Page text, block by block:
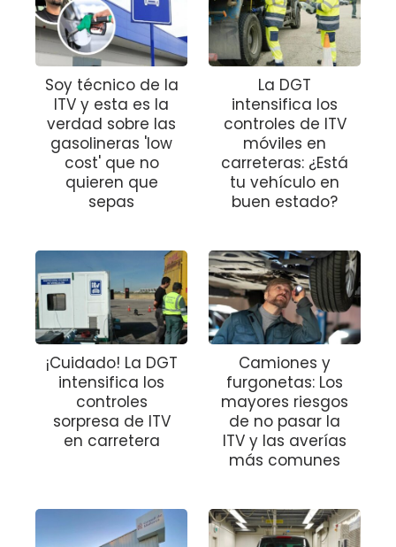
Soy técnico de la
ITV y esta es la
verdad sobre las
gasolineras 'low
cost' que no
quieren que
sepas
La DGT
intensifica los
controles de ITV
móviles en
carreteras: ¿Está
tu vehículo en
buen estado?
¡Cuidado! La DGT
intensifica los
controles
sorpresa de ITV
en carretera
Camiones y
furgonetas: Los
mayores riesgos
de no pasar la
ITV y las averías
más comunes